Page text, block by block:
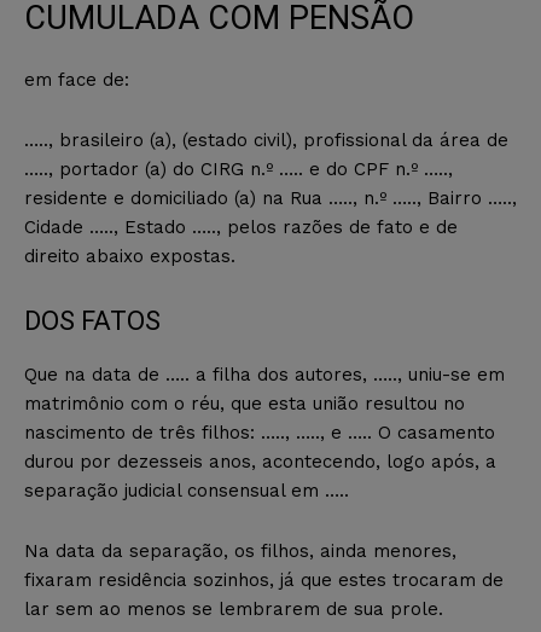
CUMULADA COM PENSÃO
em face de:
….., brasileiro (a), (estado civil), profissional da área de
….., portador (a) do CIRG n.º ….. e do CPF n.º …..,
residente e domiciliado (a) na Rua ….., n.º ….., Bairro …..,
Cidade ….., Estado ….., pelos razões de fato e de
direito abaixo expostas.
DOS FATOS
Que na data de ….. a filha dos autores, ….., uniu-se em
matrimônio com o réu, que esta união resultou no
nascimento de três filhos: ….., ….., e ….. O casamento
durou por dezesseis anos, acontecendo, logo após, a
separação judicial consensual em …..
Na data da separação, os filhos, ainda menores,
fixaram residência sozinhos, já que estes trocaram de
lar sem ao menos se lembrarem de sua prole.